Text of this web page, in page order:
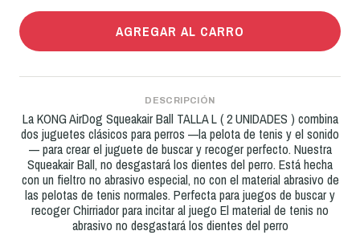
AGREGAR AL CARRO
DESCRIPCIÓN
La KONG AirDog Squeakair Ball TALLA L ( 2 UNIDADES ) combina
dos juguetes clásicos para perros —la pelota de tenis y el sonido
— para crear el juguete de buscar y recoger perfecto. Nuestra
Squeakair Ball, no desgastará los dientes del perro. Está hecha
con un fieltro no abrasivo especial, no con el material abrasivo de
las pelotas de tenis normales. Perfecta para juegos de buscar y
recoger Chirriador para incitar al juego El material de tenis no
abrasivo no desgastará los dientes del perro